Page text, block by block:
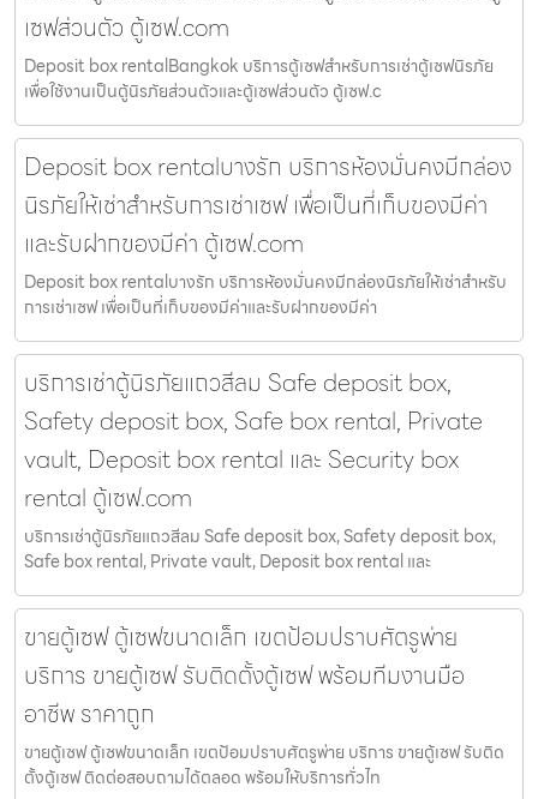
เซฟส่วนตัว ตู้เซฟ.com
Deposit box rentalBangkok บริการตู้เซฟสำหรับการเช่าตู้เซฟนิรภัย
เพื่อใช้งานเป็นตู้นิรภัยส่วนตัวและตู้เซฟส่วนตัว ตู้เซฟ.c
Deposit box rentalบางรัก บริการห้องมั่นคงมีกล่อง
นิรภัยให้เช่าสำหรับการเช่าเซฟ เพื่อเป็นที่เก็บของมีค่า
และรับฝากของมีค่า ตู้เซฟ.com
Deposit box rentalบางรัก บริการห้องมั่นคงมีกล่องนิรภัยให้เช่าสำหรับ
การเช่าเซฟ เพื่อเป็นที่เก็บของมีค่าและรับฝากของมีค่า
บริการเช่าตู้นิรภัยแถวสีลม Safe deposit box,
Safety deposit box, Safe box rental, Private
vault, Deposit box rental และ Security box
rental ตู้เซฟ.com
บริการเช่าตู้นิรภัยแถวสีลม Safe deposit box, Safety deposit box,
Safe box rental, Private vault, Deposit box rental และ
ขายตู้เซฟ ตู้เซฟขนาดเล็ก เขตป้อมปราบศัตรูพ่าย
บริการ ขายตู้เซฟ รับติดตั้งตู้เซฟ พร้อมทีมงานมือ
อาชีพ ราคาถูก
ขายตู้เซฟ ตู้เซฟขนาดเล็ก เขตป้อมปราบศัตรูพ่าย บริการ ขายตู้เซฟ รับติด
ตั้งตู้เซฟ ติดต่อสอบถามได้ตลอด พร้อมให้บริการทั่วไท